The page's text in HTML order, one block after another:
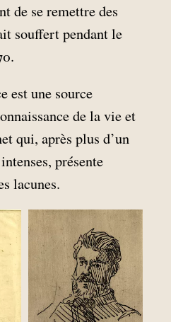
de se remettre des
souffert pendant le
est une source
de la vie et
qui, après plus d’un
présente
lacunes.